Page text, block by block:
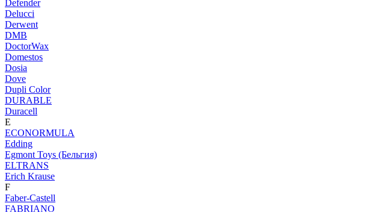
Defender
Delucci
Derwent
DMB
DoctorWax
Domestos
Dosia
Dove
Dupli Color
DURABLE
Duracell
E
ECONORMULA
Edding
Egmont Toys (Бельгия)
ELTRANS
Erich Krause
F
Faber-Castell
FABRIANO